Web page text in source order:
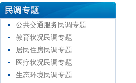
公共交通服务民调专题
教育状况民调专题
居民住房民调专题
医疗状况民调专题
生态环境民调专题